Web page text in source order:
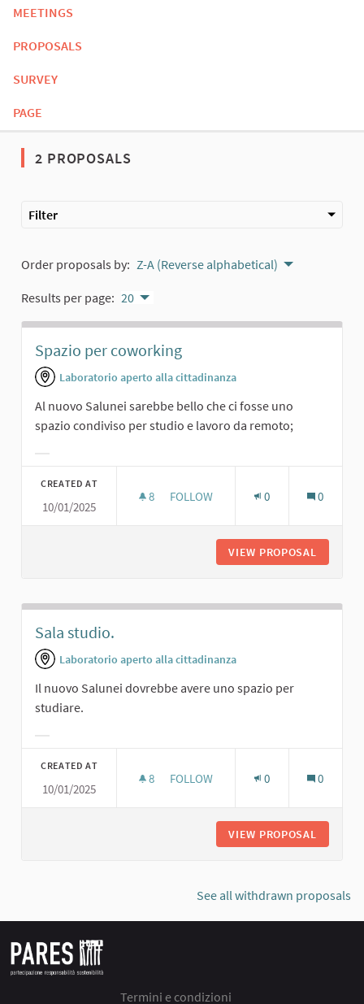
MEETINGS
PROPOSALS
SURVEY
PAGE
2 PROPOSALS
Filter
Order proposals by: Z-A (Reverse alphabetical)
Results per page: 20
Spazio per coworking
Laboratorio aperto alla cittadinanza
Al nuovo Salunei sarebbe bello che ci fosse uno
spazio condiviso per studio e lavoro da remoto;
CREATED AT
10/01/2025
8 8 FOLLOWERS
FOLLOW 0 0
VIEW PROPOSAL
Sala studio.
Laboratorio aperto alla cittadinanza
Il nuovo Salunei dovrebbe avere uno spazio per
studiare.
CREATED AT
10/01/2025
8 8 FOLLOWERS
FOLLOW 0 0
VIEW PROPOSAL
See all withdrawn proposals
Termini e condizioni